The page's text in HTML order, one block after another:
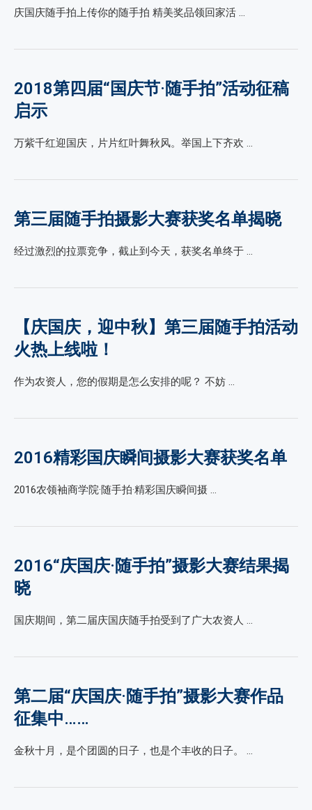
庆国庆随手拍上传你的随手拍 精美奖品领回家活 …
2018第四届“国庆节·随手拍”活动征稿
启示
万紫千红迎国庆，片片红叶舞秋风。举国上下齐欢 …
第三届随手拍摄影大赛获奖名单揭晓
经过激烈的拉票竞争，截止到今天，获奖名单终于 …
【庆国庆，迎中秋】第三届随手拍活动
火热上线啦！
作为农资人，您的假期是怎么安排的呢？ 不妨 …
2016精彩国庆瞬间摄影大赛获奖名单
2016农领袖商学院·随手拍·精彩国庆瞬间摄 …
2016“庆国庆·随手拍”摄影大赛结果揭
晓
国庆期间，第二届庆国庆随手拍受到了广大农资人 …
第二届“庆国庆·随手拍”摄影大赛作品
征集中……
金秋十月，是个团圆的日子，也是个丰收的日子。 …